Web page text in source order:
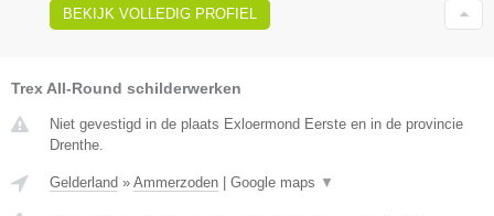
BEKIJK VOLLEDIG PROFIEL
Trex All-Round schilderwerken
Niet gevestigd in de plaats Exloermond Eerste en in de provincie
Drenthe.
Gelderland » Ammerzoden | Google maps ▼